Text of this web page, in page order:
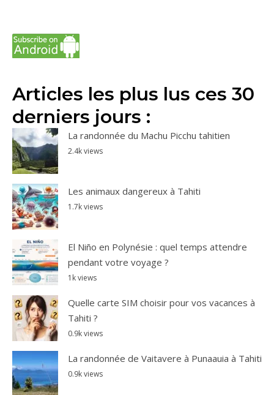
Articles les plus lus ces 30
derniers jours :
La randonnée du Machu Picchu tahitien
2.4k views
Les animaux dangereux à Tahiti
1.7k views
El Niño en Polynésie : quel temps attendre
pendant votre voyage ?
1k views
Quelle carte SIM choisir pour vos vacances à
Tahiti ?
0.9k views
La randonnée de Vaitavere à Punaauia à Tahiti
0.9k views